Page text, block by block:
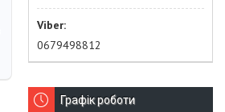
0679498812
Графік роботи